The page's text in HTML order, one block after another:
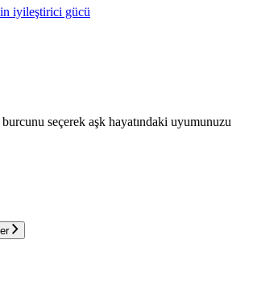
iyileştirici gücü
seçerek aşk hayatındaki uyumunuzu